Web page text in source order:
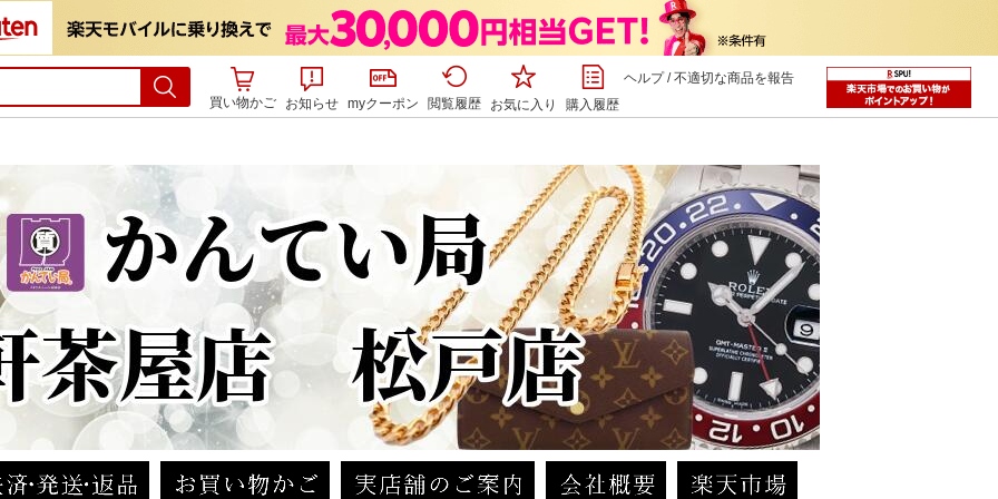
買い物かご お知らせ myクーポン 閲覧履歴 お気に入り 購入履歴
ヘルプ/不適切な商品を報告